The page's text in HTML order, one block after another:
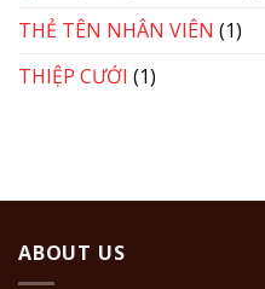
THẺ TÊN NHÂN VIÊN (1)
THIỆP CƯỚI (1)
ABOUT US